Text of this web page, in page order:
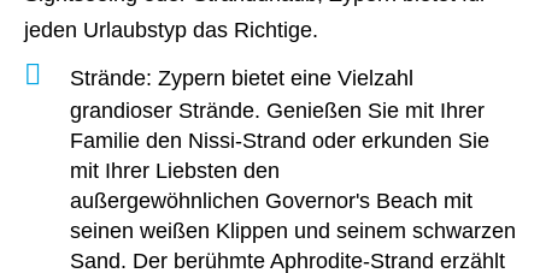
jeden Urlaubstyp das Richtige.
Strände: Zypern bietet eine Vielzahl
grandioser Strände. Genießen Sie mit Ihrer
Familie den Nissi-Strand oder erkunden Sie
mit Ihrer Liebsten den
außergewöhnlichen Governor's Beach mit
seinen weißen Klippen und seinem schwarzen
Sand. Der berühmte Aphrodite-Strand erzählt